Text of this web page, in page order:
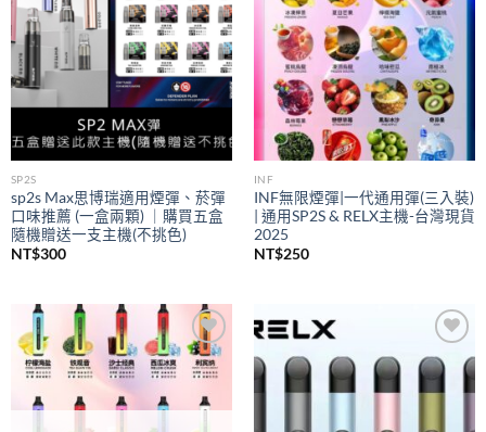
SP2S
sp2s Max思博瑞適用煙彈、菸彈
口味推薦 (一盒兩顆) ｜購買五盒
隨機贈送一支主機(不挑色)
NT$300
INF
INF無限煙彈|一代通用彈(三入裝)
| 通用SP2S & RELX主機-台灣現貨
2025
NT$250
Add to
wishlist
Add to
wishlist